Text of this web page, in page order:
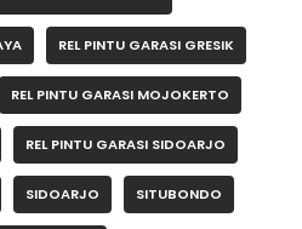
REL PINTU GARASI GRESIK
REL PINTU GARASI MOJOKERTO
REL PINTU GARASI SIDOARJO
SIDOARJO SITUBONDO